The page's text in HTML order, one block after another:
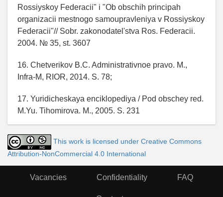
Rossiyskoy Federacii" i "Ob obschih principah
organizacii mestnogo samoupravleniya v Rossiyskoy
Federacii"// Sobr. zakonodatel'stva Ros. Federacii.
2004. № 35, st. 3607
16. Chetverikov B.C. Administrativnoe pravo. M.,
Infra-M, RIOR, 2014. S. 78;
17. Yuridicheskaya enciklopediya / Pod obschey red.
M.Yu. Tihomirova. M., 2005. S. 231
This work is licensed under Creative Commons
Attribution-NonCommercial 4.0 International
Vacancies Confidentiality FAQ